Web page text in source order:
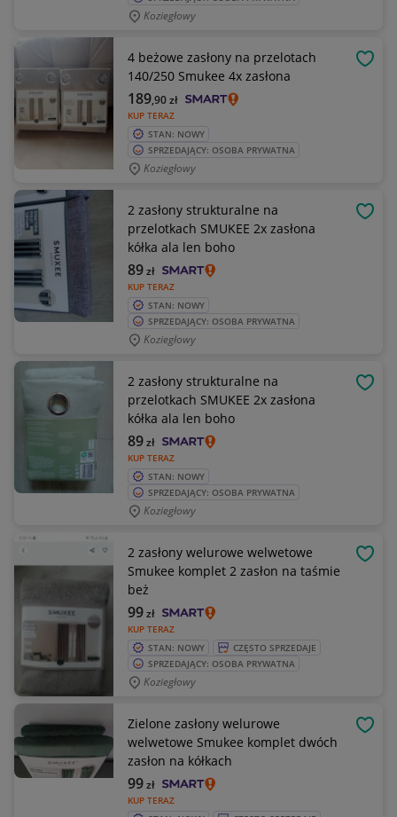
Koziegłowy
4 beżowe zasłony na przelotach
140/250 Smukee 4x zasłona
KUP TERAZ
189,90zł
STAN: NOWY
SPRZEDAJĄCY: OSOBA PRYWATNA
Koziegłowy
2 zasłony strukturalne na
przelotkach SMUKEE 2x zasłona
kółka ala len boho
KUP TERAZ
89zł
STAN: NOWY
SPRZEDAJĄCY: OSOBA PRYWATNA
Koziegłowy
2 zasłony strukturalne na
przelotkach SMUKEE 2x zasłona
kółka ala len boho
KUP TERAZ
89zł
STAN: NOWY
SPRZEDAJĄCY: OSOBA PRYWATNA
Koziegłowy
2 zasłony welurowe welwetowe
Smukee komplet 2 zasłon na taśmie
beż
KUP TERAZ
99zł
STAN: NOWY
CZĘSTO SPRZEDAJE
SPRZEDAJĄCY: OSOBA PRYWATNA
Koziegłowy
Zielone zasłony welurowe
welwetowe Smukee komplet dwóch
zasłon na kółkach
KUP TERAZ
99zł